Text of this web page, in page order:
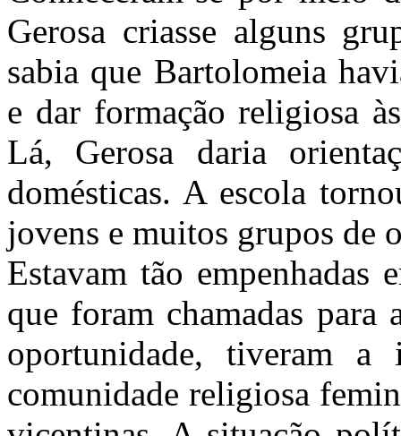
Gerosa criasse alguns
sabia que Bartolomeia
e dar formação religiosa
Lá, Gerosa daria
domésticas. A escola
jovens e muitos grupos de
Estavam tão empenhadas
que foram chamadas
oportunidade, tiveram
comunidade religiosa